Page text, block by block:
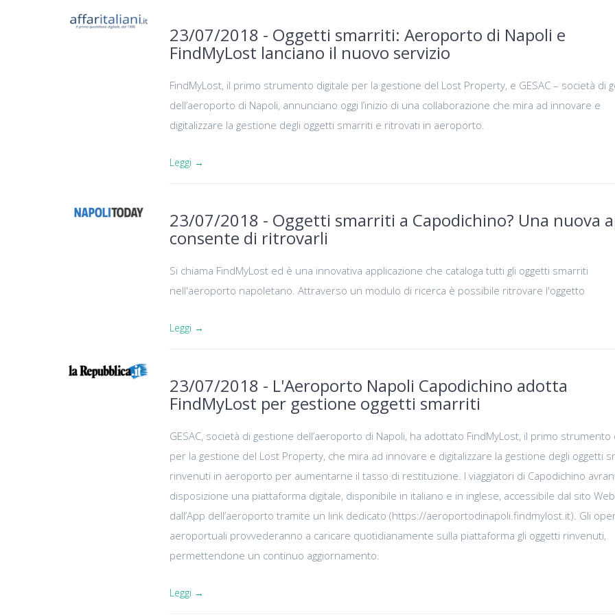
23/07/2018 - Oggetti smarriti: Aeroporto di Napoli e
FindMyLost lanciano il nuovo servizio
FindMyLost, il primo strumento digitale per la gestione del Lost Property, e GESAC – società di
dell’aeroporto di Napoli, annunciano oggi l’inizio di una collaborazione che mira ad innovare e
digitalizzare la gestione degli oggetti smarriti e ritrovati in aeroporto.
Leggi →
23/07/2018 - Oggetti smarriti a Capodichino? Una nuova
consente di ritrovarli
Si chiama FindMyLost ed è una innovativa applicazione che cataloga tutti gli oggetti smarriti
nell'aeroporto napoletano. Attraverso un modulo di ricerca è possibile ritrovare l'oggetto
Leggi →
23/07/2018 - L'Aeroporto Napoli Capodichino adotta
FindMyLost per gestione oggetti smarriti
GESAC, società di gestione dell’aeroporto di Napoli, ha adottato FindMyLost, il primo strumento
per la gestione del Lost Property, che mira ad innovare e digitalizzare la gestione degli oggetti
rinvenuti in aeroporto per aumentarne il tasso di restituzione. I viaggiatori di Capodichino
disposizione una piattaforma digitale, disponibile in italiano e in inglese, accessibile dal sito
dall’App dell’aeroporto tramite un link dedicato (https://aeroportodinapoli.findmylost.it). Gli
aeroportuali provvederanno a caricare quotidianamente sulla piattaforma gli oggetti rinvenuti,
permettendone un continuo aggiornamento.
Leggi →